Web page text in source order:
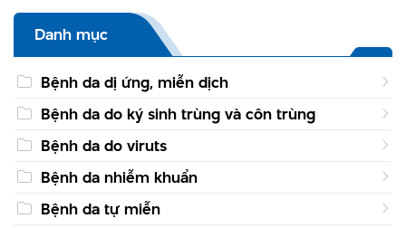
Danh mục
Bệnh da dị ứng, miễn dịch
Bệnh da do ký sinh trùng và côn trùng
Bệnh da do viruts
Bệnh da nhiễm khuẩn
Bệnh da tự miễn